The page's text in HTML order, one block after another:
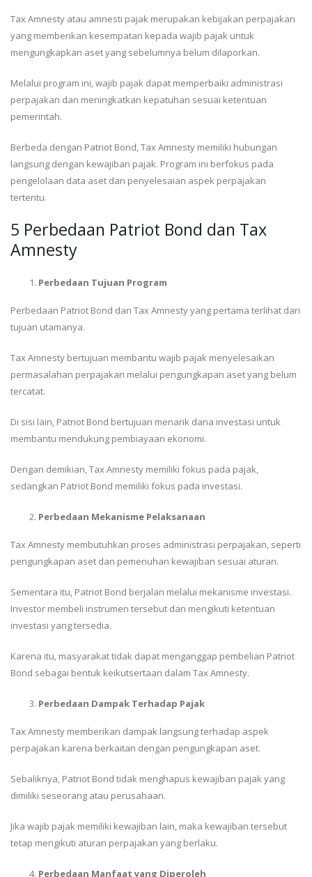
Tax Amnesty atau amnesti pajak merupakan kebijakan perpajakan
yang memberikan kesempatan kepada wajib pajak untuk
mengungkapkan aset yang sebelumnya belum dilaporkan.
Melalui program ini, wajib pajak dapat memperbaiki administrasi
perpajakan dan meningkatkan kepatuhan sesuai ketentuan
pemerintah.
Berbeda dengan Patriot Bond, Tax Amnesty memiliki hubungan
langsung dengan kewajiban pajak. Program ini berfokus pada
pengelolaan data aset dan penyelesaian aspek perpajakan
tertentu.
5 Perbedaan Patriot Bond dan Tax
Amnesty
Perbedaan Tujuan Program
Perbedaan Patriot Bond dan Tax Amnesty yang pertama terlihat dari
tujuan utamanya.
Tax Amnesty bertujuan membantu wajib pajak menyelesaikan
permasalahan perpajakan melalui pengungkapan aset yang belum
tercatat.
Di sisi lain, Patriot Bond bertujuan menarik dana investasi untuk
membantu mendukung pembiayaan ekonomi.
Dengan demikian, Tax Amnesty memiliki fokus pada pajak,
sedangkan Patriot Bond memiliki fokus pada investasi.
Perbedaan Mekanisme Pelaksanaan
Tax Amnesty membutuhkan proses administrasi perpajakan, seperti
pengungkapan aset dan pemenuhan kewajiban sesuai aturan.
Sementara itu, Patriot Bond berjalan melalui mekanisme investasi.
Investor membeli instrumen tersebut dan mengikuti ketentuan
investasi yang tersedia.
Karena itu, masyarakat tidak dapat menganggap pembelian Patriot
Bond sebagai bentuk keikutsertaan dalam Tax Amnesty.
Perbedaan Dampak Terhadap Pajak
Tax Amnesty memberikan dampak langsung terhadap aspek
perpajakan karena berkaitan dengan pengungkapan aset.
Sebaliknya, Patriot Bond tidak menghapus kewajiban pajak yang
dimiliki seseorang atau perusahaan.
Jika wajib pajak memiliki kewajiban lain, maka kewajiban tersebut
tetap mengikuti aturan perpajakan yang berlaku.
Perbedaan Manfaat yang Diperoleh